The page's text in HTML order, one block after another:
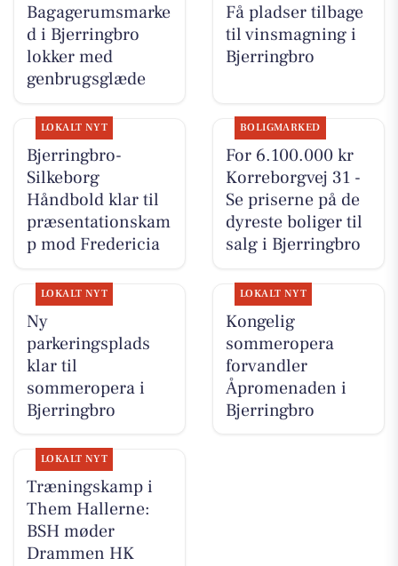
Bagagerumsmarke
d i Bjerringbro
lokker med
genbrugsglæde
Få pladser tilbage
til vinsmagning i
Bjerringbro
LOKALT NYT
Bjerringbro-
Silkeborg
Håndbold klar til
præsentationskam
p mod Fredericia
BOLIGMARKED
For 6.100.000 kr
Korreborgvej 31 -
Se priserne på de
dyreste boliger til
salg i Bjerringbro
LOKALT NYT
Ny
parkeringsplads
klar til
sommeropera i
Bjerringbro
LOKALT NYT
Kongelig
sommeropera
forvandler
Åpromenaden i
Bjerringbro
LOKALT NYT
Træningskamp i
Them Hallerne:
BSH møder
Drammen HK